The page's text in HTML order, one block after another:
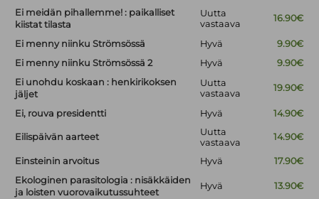
Ei meidän pihallemme! : paikalliset
kiistat tilasta
Uutta
vastaava
16.90€
Ei menny niinku Strömsössä Hyvä
9.90€
Ei menny niinku Strömsössä 2
Hyvä
9.90€
Ei unohdu koskaan : henkirikoksen
jäljet
Uutta
vastaava
19.90€
Ei, rouva presidentti Hyvä 14.90€
Eilispäivän aarteet
Uutta
vastaava
14.90€
Einsteinin arvoitus Hyvä
17.90€
Ekologinen parasitologia : nisäkkäiden
ja loisten vuorovaikutussuhteet
Hyvä 13.90€